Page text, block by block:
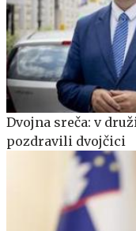
Dvojna sreča: v
pozdravili dvojčici